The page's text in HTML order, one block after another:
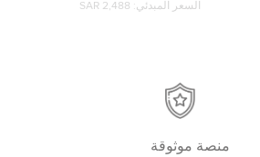
السعر المبدئي: 2,488 SAR
منصة موثوقة